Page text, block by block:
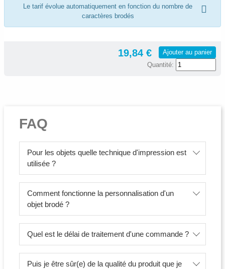
Le tarif évolue automatiquement en fonction du nombre de
caractères brodés
19,84 €
Ajouter au panier
Quantité:
FAQ
Pour les objets quelle technique d'impression est
utilisée ?
Comment fonctionne la personnalisation d'un
objet brodé ?
Quel est le délai de traitement d'une commande ?
Puis je être sûr(e) de la qualité du produit que je